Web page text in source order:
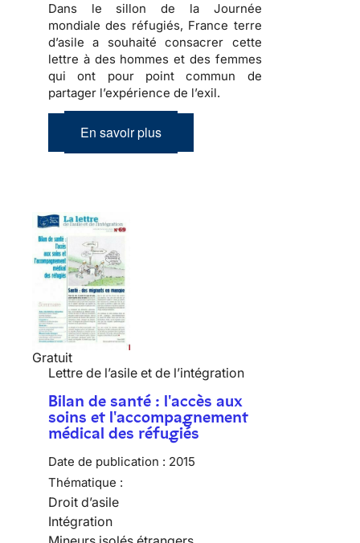
Dans le sillon de la Journée
mondiale des réfugiés, France terre
d’asile a souhaité consacrer cette
lettre à des hommes et des femmes
qui ont pour point commun de
partager l’expérience de l’exil.
En savoir plus
Gratuit
Lettre de l’asile et de l’intégration
Bilan de santé : l'accès aux
soins et l'accompagnement
médical des réfugiés
Date de publication : 2015
Thématique :
Droit d’asile
Intégration